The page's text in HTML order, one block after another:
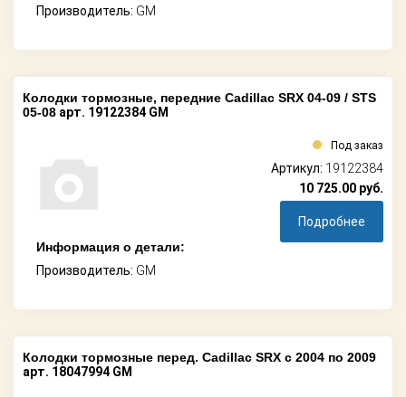
Производитель: GM
Колодки тормозные, передние Cadillac SRX 04-09 / STS
05-08 арт. 19122384 GM
Информация о детали:
Производитель: GM
Под заказ
Артикул: 19122384
10 725.00 руб.
Подробнее
Колодки тормозные перед. Cadillac SRX c 2004 по 2009
арт. 18047994 GM